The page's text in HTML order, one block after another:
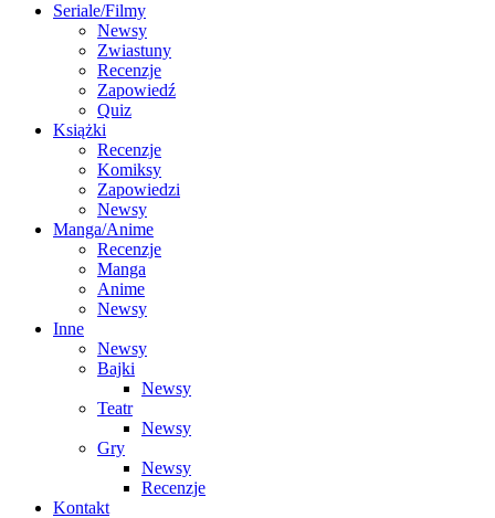
Seriale/Filmy
Newsy
Zwiastuny
Recenzje
Zapowiedź
Quiz
Książki
Recenzje
Komiksy
Zapowiedzi
Newsy
Manga/Anime
Recenzje
Manga
Anime
Newsy
Inne
Newsy
Bajki
Newsy
Teatr
Newsy
Gry
Newsy
Recenzje
Kontakt